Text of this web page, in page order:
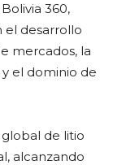
360,
el desarrollo
mercados, la
el dominio de
de litio
alcanzando